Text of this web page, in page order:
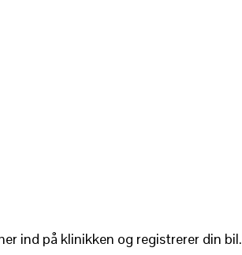
ind på klinikken og registrerer din bil.